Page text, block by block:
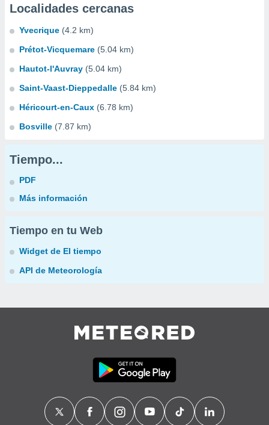
Localidades cercanas
Yvecrique (4.2 km)
Prétot-Vicquemare (5.04 km)
Hautot-l'Auvray (5.04 km)
Saint-Vaast-Dieppedalle (5.84 km)
Héricourt-en-Caux (6.78 km)
Bosville (7.87 km)
Tiempo...
PDF
Más información
Tiempo en tu Web
Widget de El tiempo
API de Meteorología